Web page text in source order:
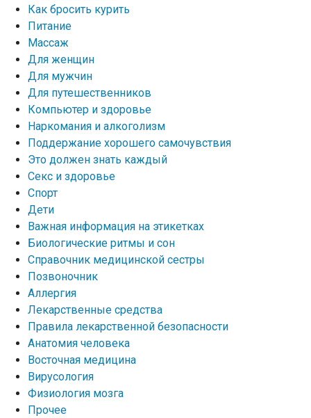
Как бросить курить
Питание
Массаж
Для женщин
Для мужчин
Для путешественников
Компьютер и здоровье
Наркомания и алкоголизм
Поддержание хорошего самочувствия
Это должен знать каждый
Секс и здоровье
Спорт
Дети
Важная информация на этикетках
Биологические ритмы и сон
Справочник медицинской сестры
Позвоночник
Аллергия
Лекарственные средства
Правила лекарственной безопасности
Aнатомия человека
Восточная медицина
Вирусология
Физиология мозга
Прочее